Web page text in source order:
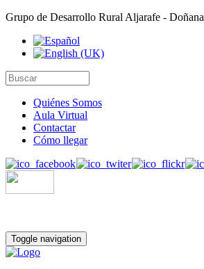
Grupo de Desarrollo Rural Aljarafe - Doñana
Quiénes Somos
Aula Virtual
Contactar
Cómo llegar
Toggle navigation